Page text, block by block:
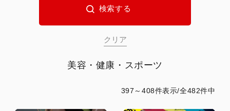
美容・健康・スポーツ
397～408件表示/全482件中